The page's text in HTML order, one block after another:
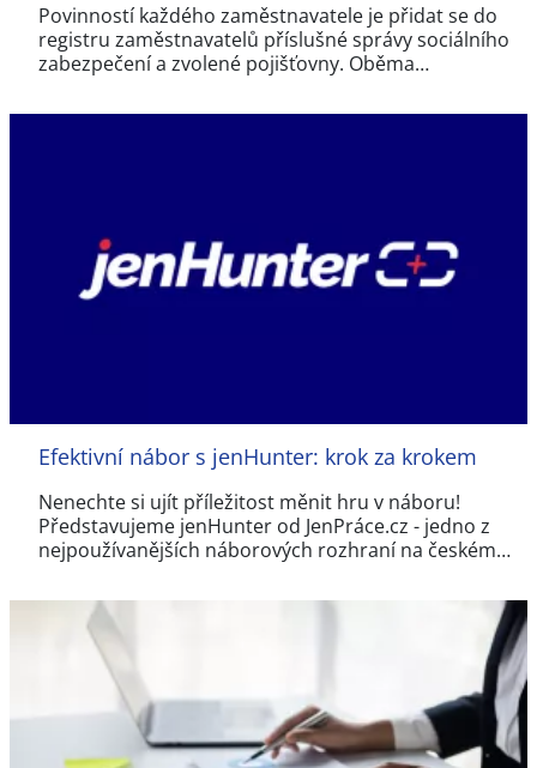
Povinností každého zaměstnavatele je přidat se do
registru zaměstnavatelů příslušné správy sociálního
zabezpečení a zvolené pojišťovny. Oběma…
Efektivní nábor s jenHunter: krok za krokem
Nenechte si ujít příležitost měnit hru v náboru!
Představujeme jenHunter od JenPráce.cz - jedno z
nejpoužívanějších náborových rozhraní na českém…